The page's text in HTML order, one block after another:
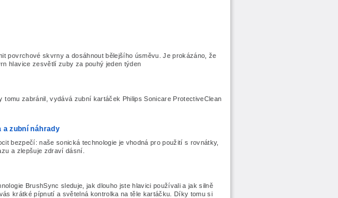
povrchové skvrny a dosáhnout bělejšího úsměvu. Je prokázáno, že
hlavice zesvětlí zuby za pouhý jeden týden
zabránil, vydává zubní kartáček Philips Sonicare ProtectiveClean
a zubní náhrady
bezpečí: naše sonická technologie je vhodná pro použití s rovnátky,
a zlepšuje zdraví dásní.
BrushSync sleduje, jak dlouho jste hlavici používali a jak silně
krátké pípnutí a světelná kontrolka na těle kartáčku. Díky tomu si